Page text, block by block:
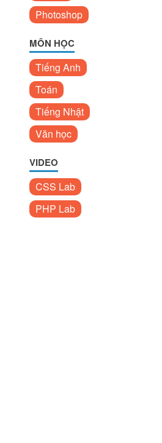
Photoshop
MÔN HỌC
Tiếng Anh
Toán
Tiếng Nhật
Văn học
VIDEO
CSS Lab
PHP Lab